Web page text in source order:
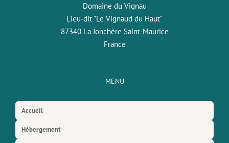
Domaine du Vignau
Lieu-dit "Le Vignaud du Haut"
87340 La Jonchère Saint-Maurice
France
MENU
Accueil
Hébergement